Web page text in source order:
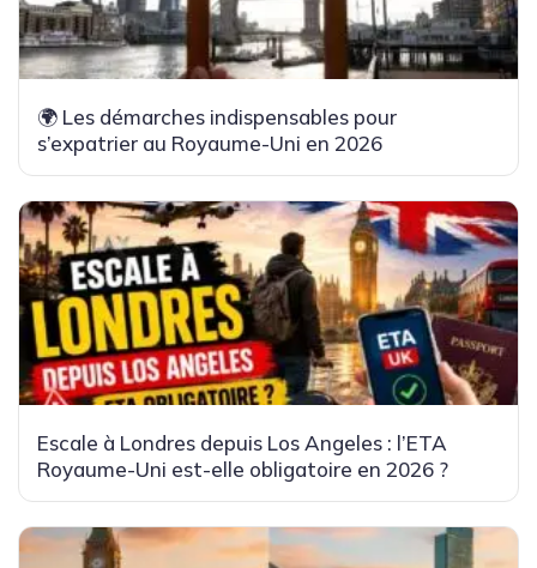
🌍 Les démarches indispensables pour
s’expatrier au Royaume-Uni en 2026
Escale à Londres depuis Los Angeles : l’ETA
Royaume-Uni est-elle obligatoire en 2026 ?